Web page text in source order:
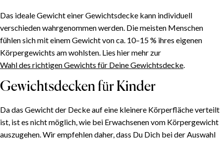
Das ideale Gewicht einer Gewichtsdecke kann individuell
verschieden wahrgenommen werden. Die meisten Menschen
fühlen sich mit einem Gewicht von ca. 10–15 % ihres eigenen
Körpergewichts am wohlsten. Lies hier mehr zur
Wahl des richtigen Gewichts für Deine Gewichtsdecke.
Gewichtsdecken für Kinder
Da das Gewicht der Decke auf eine kleinere Körperfläche verteilt
ist, ist es nicht möglich, wie bei Erwachsenen vom Körpergewicht
auszugehen. Wir empfehlen daher, dass Du Dich bei der Auswahl